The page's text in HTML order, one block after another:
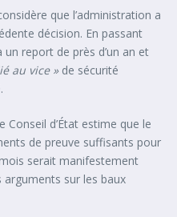
que l’administration a
décision. En passant
un report de près d’un an et
au vice » de sécurité
Conseil d’État estime que le
de preuve suffisants pour
serait manifestement
sur les baux